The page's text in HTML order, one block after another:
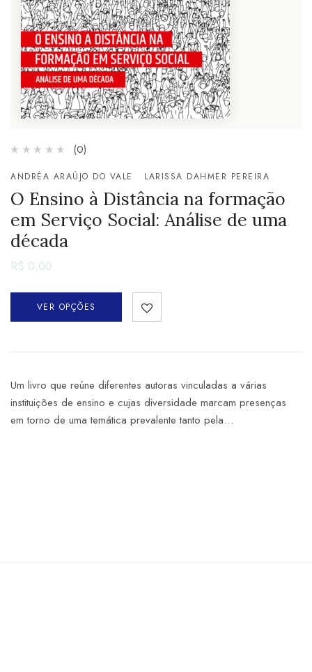
(0)
ANDRÉA ARAÚJO DO VALE LARISSA DAHMER PEREIRA
O Ensino à Distância na formação
em Serviço Social: Análise de uma
década
R$ 0,00
VER OPÇÕES
Um livro que reúne diferentes autoras vinculadas a várias
instituições de ensino e cujas diversidade marcam presenças
em torno de uma temática prevalente tanto pela…